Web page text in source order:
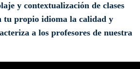
y contextualización de clases
tu propio idioma la calidad y
a los profesores de nuestra